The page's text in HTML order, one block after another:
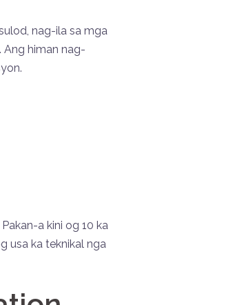
nag-ila sa mga
himan nag-
a kini og 10 ka
usa ka teknikal nga